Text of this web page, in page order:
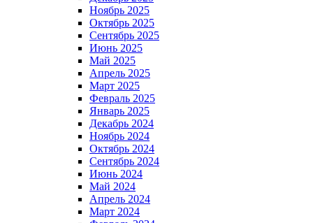
Ноябрь 2025
Октябрь 2025
Сентябрь 2025
Июнь 2025
Май 2025
Апрель 2025
Март 2025
Февраль 2025
Январь 2025
Декабрь 2024
Ноябрь 2024
Октябрь 2024
Сентябрь 2024
Июнь 2024
Май 2024
Апрель 2024
Март 2024